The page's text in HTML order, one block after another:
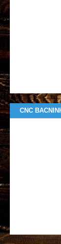
CNC